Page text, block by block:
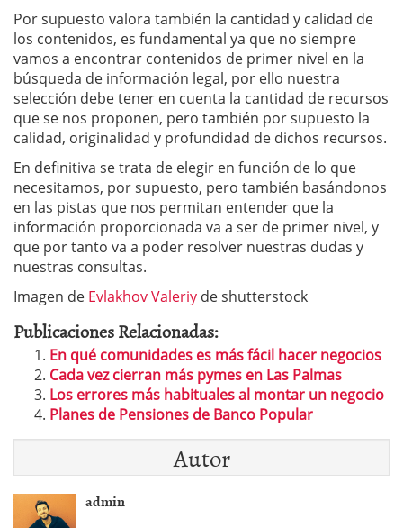
Por supuesto valora también la cantidad y calidad de
los contenidos, es fundamental ya que no siempre
vamos a encontrar contenidos de primer nivel en la
búsqueda de información legal, por ello nuestra
selección debe tener en cuenta la cantidad de recursos
que se nos proponen, pero también por supuesto la
calidad, originalidad y profundidad de dichos recursos.
En definitiva se trata de elegir en función de lo que
necesitamos, por supuesto, pero también basándonos
en las pistas que nos permitan entender que la
información proporcionada va a ser de primer nivel, y
que por tanto va a poder resolver nuestras dudas y
nuestras consultas.
Imagen de Evlakhov Valeriy de shutterstock
Publicaciones Relacionadas:
En qué comunidades es más fácil hacer negocios
Cada vez cierran más pymes en Las Palmas
Los errores más habituales al montar un negocio
Planes de Pensiones de Banco Popular
Autor
admin